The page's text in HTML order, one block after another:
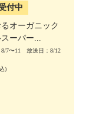
付中
オーガニック
ーパー...
8/7〜11 放送日：8/12
)